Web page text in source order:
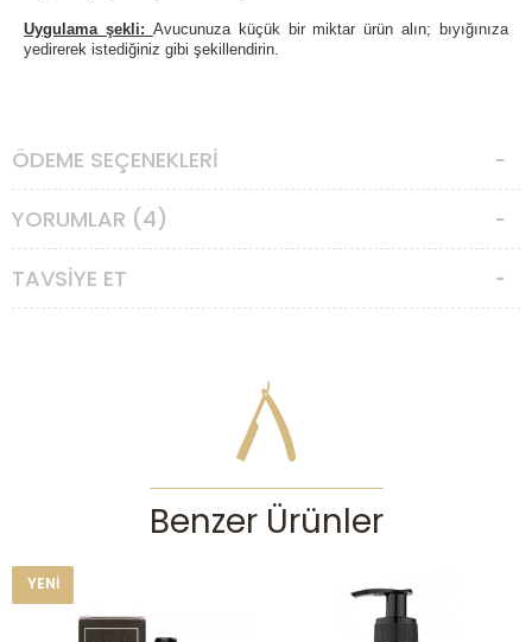
Uygulama şekli: Avucunuza küçük bir miktar ürün alın; bıyığınıza
yedirerek istediğiniz gibi şekillendirin.
ÖDEME SEÇENEKLERI
YORUMLAR (4)
TAVSIYE ET
Benzer Ürünler
YENI